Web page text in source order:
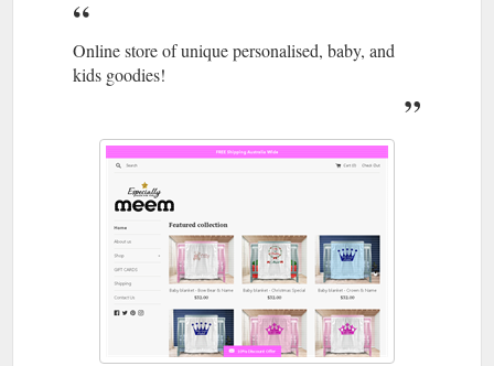
Online store of unique personalised, baby, and
kids goodies!